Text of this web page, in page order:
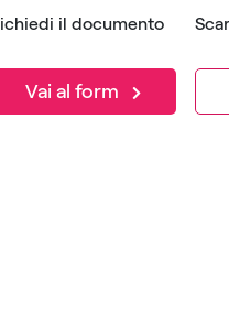
il documento
Vai al form